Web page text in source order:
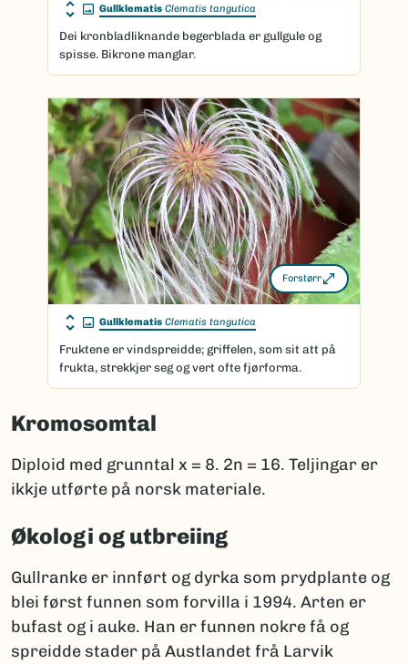
Gullklematis Clematis tangutica
Dei kronbladliknande begerblada er gullgule og
spisse. Bikrone manglar.
Forstørr
Gullklematis Clematis tangutica
Fruktene er vindspreidde; griffelen, som sit att på
frukta, strekkjer seg og vert ofte fjørforma.
Kromosomtal
Diploid med grunntal x = 8. 2n = 16. Teljingar er
ikkje utførte på norsk materiale.
Økologi og utbreiing
Gullranke er innført og dyrka som prydplante og
blei først funnen som forvilla i 1994. Arten er
bufast og i auke. Han er funnen nokre få og
spreidde stader på Austlandet frå Larvik